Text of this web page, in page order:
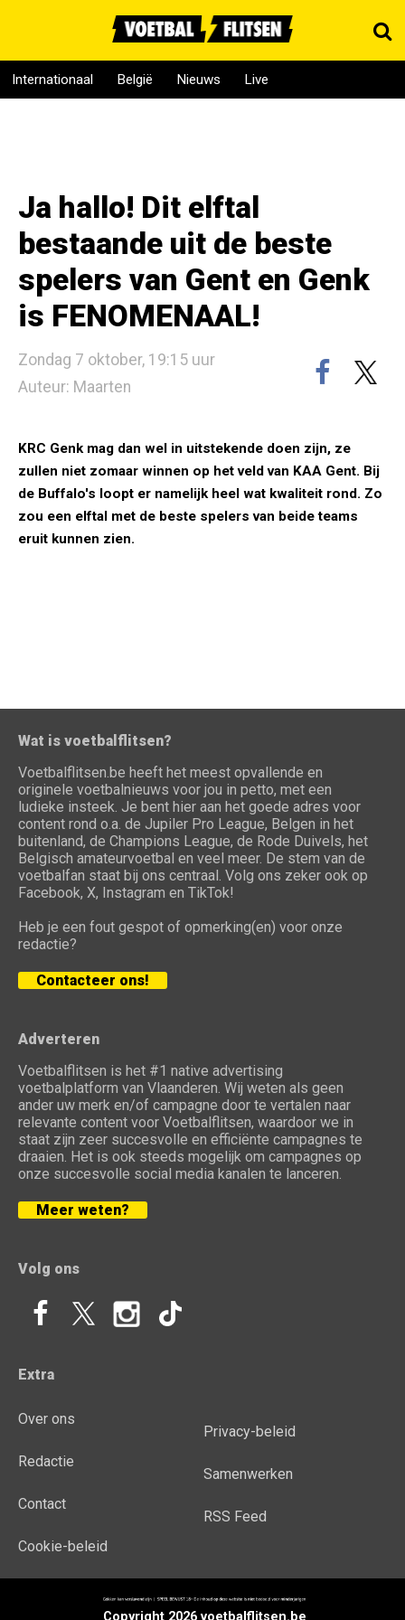
Internationaal België Nieuws Live
Ja hallo! Dit elftal
bestaande uit de beste
spelers van Gent en Genk
is FENOMENAAL!
Zondag 7 oktober, 19:15 uur
Auteur: Maarten
KRC Genk mag dan wel in uitstekende doen zijn, ze
zullen niet zomaar winnen op het veld van KAA Gent. Bij
de Buffalo's loopt er namelijk heel wat kwaliteit rond. Zo
zou een elftal met de beste spelers van beide teams
eruit kunnen zien.
Wat is voetbalflitsen?
Voetbalflitsen.be heeft het meest opvallende en
originele voetbalnieuws voor jou in petto, met een
ludieke insteek. Je bent hier aan het goede adres voor
content rond o.a. de Jupiler Pro League, Belgen in het
buitenland, de Champions League, de Rode Duivels, het
Belgisch amateurvoetbal en veel meer. De stem van de
voetbalfan staat bij ons centraal. Volg ons zeker ook op
Facebook, X, Instagram en TikTok!
Heb je een fout gespot of opmerking(en) voor onze
redactie?
Contacteer ons!
Adverteren
Voetbalflitsen is het #1 native advertising
voetbalplatform van Vlaanderen. Wij weten als geen
ander uw merk en/of campagne door te vertalen naar
relevante content voor Voetbalflitsen, waardoor we in
staat zijn zeer succesvolle en efficiënte campagnes te
draaien. Het is ook steeds mogelijk om campagnes op
onze succesvolle social media kanalen te lanceren.
Meer weten?
Volg ons
Extra
Over ons
Redactie
Contact
Cookie-beleid
Privacy-beleid
Samenwerken
RSS Feed
Copyright 2026 voetbalflitsen.be